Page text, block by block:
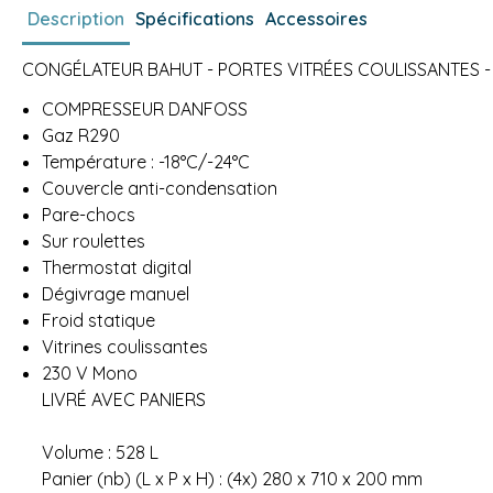
Description Spécifications Accessoires
CONGÉLATEUR BAHUT - PORTES VITRÉES COULISSANTES
COMPRESSEUR DANFOSS
Gaz R290
Température : -18°C/-24°C
Couvercle anti-condensation
Pare-chocs
Sur roulettes
Thermostat digital
Dégivrage manuel
Froid statique
Vitrines coulissantes
230 V Mono
LIVRÉ AVEC PANIERS
Volume : 528 L
Panier (nb) (L x P x H) : (4x) 280 x 710 x 200 mm